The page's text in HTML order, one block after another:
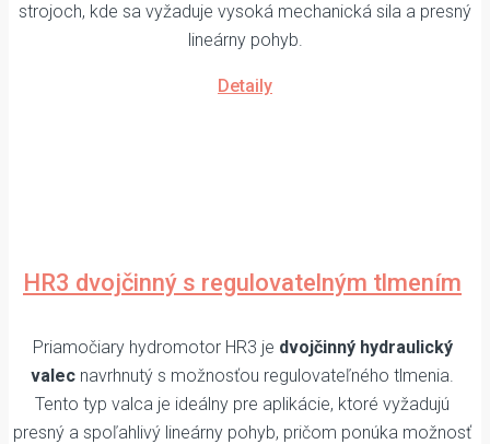
strojoch, kde sa vyžaduje vysoká mechanická sila a presný
lineárny pohyb.
Detaily
HR3 dvojčinný s regulovatelným tlmením
Priamočiary hydromotor HR3 je dvojčinný hydraulický
valec navrhnutý s možnosťou regulovateľného tlmenia.
Tento typ valca je ideálny pre aplikácie, ktoré vyžadujú
presný a spoľahlivý lineárny pohyb, pričom ponúka možnosť